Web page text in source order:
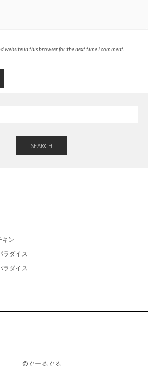
website in this browser for the next time I comment.
SEARCH
キン
ラダイス
ラダイス
©ぐーるぐる